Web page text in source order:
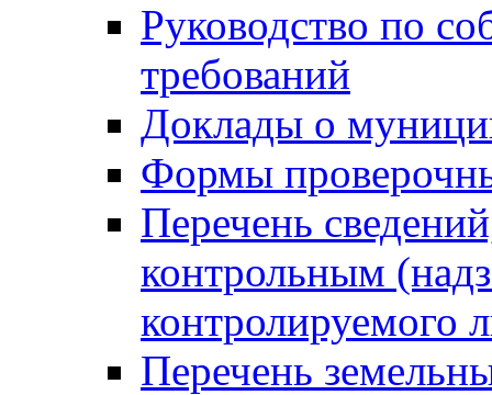
Руководство по
требований
Доклады о
Формы
Перечень
контрольным
контролируемого
Перечень